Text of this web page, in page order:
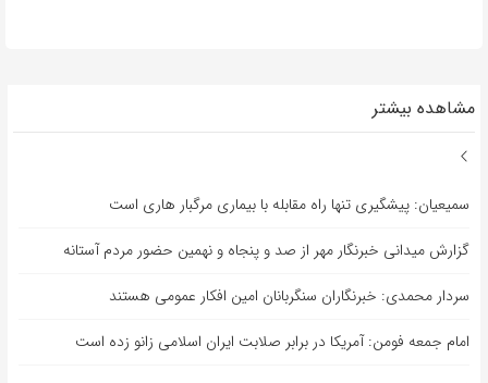
مشاهده بیشتر
سمیعیان: پیشگیری تنها راه مقابله با بیماری مرگبار هاری است
گزارش میدانی خبرنگار مهر از صد و پنجاه و نهمین حضور مردم آستانه
سردار محمدی: خبرنگاران سنگربانان امین افکار عمومی هستند
امام جمعه فومن: آمریکا در برابر صلابت ایران اسلامی زانو زده است